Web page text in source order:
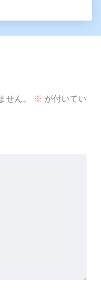
せん。 ※ が付いてい